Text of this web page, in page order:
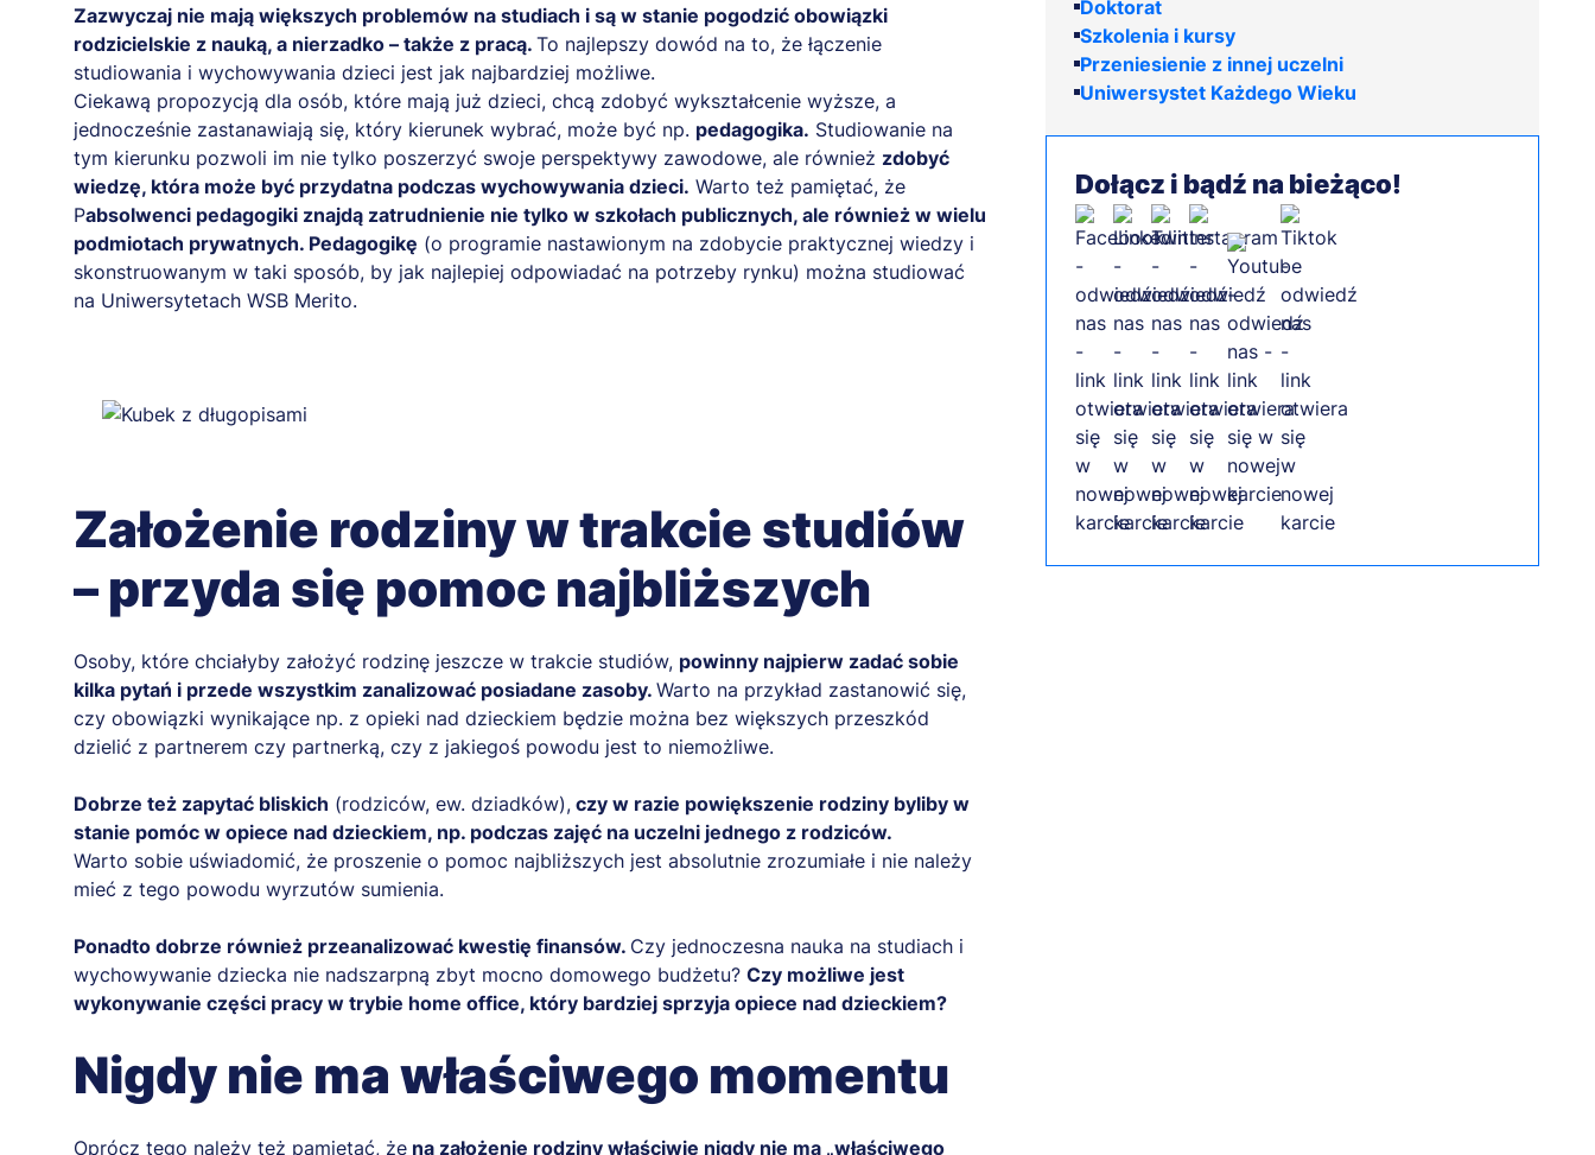
Zazwyczaj nie mają większych problemów na studiach i są w stanie pogodzić obowiązki
rodzicielskie z nauką, a nierzadko – także z pracą. To najlepszy dowód na to, że łączenie
studiowania i wychowywania dzieci jest jak najbardziej możliwe.
Ciekawą propozycją dla osób, które mają już dzieci, chcą zdobyć wykształcenie wyższe, a
jednocześnie zastanawiają się, który kierunek wybrać, może być np. pedagogika. Studiowanie na
tym kierunku pozwoli im nie tylko poszerzyć swoje perspektywy zawodowe, ale również zdobyć
wiedzę, która może być przydatna podczas wychowywania dzieci. Warto też pamiętać, że
Pabsolwenci pedagogiki znajdą zatrudnienie nie tylko w szkołach publicznych, ale również w wielu
podmiotach prywatnych. Pedagogikę (o programie nastawionym na zdobycie praktycznej wiedzy i
skonstruowanym w taki sposób, by jak najlepiej odpowiadać na potrzeby rynku) można studiować
na Uniwersytetach WSB Merito.
Założenie rodziny w trakcie studiów
– przyda się pomoc najbliższych
Osoby, które chciałyby założyć rodzinę jeszcze w trakcie studiów, powinny najpierw zadać sobie
kilka pytań i przede wszystkim zanalizować posiadane zasoby. Warto na przykład zastanowić się,
czy obowiązki wynikające np. z opieki nad dzieckiem będzie można bez większych przeszkód
dzielić z partnerem czy partnerką, czy z jakiegoś powodu jest to niemożliwe.
Dobrze też zapytać bliskich (rodziców, ew. dziadków), czy w razie powiększenie rodziny byliby w
stanie pomóc w opiece nad dzieckiem, np. podczas zajęć na uczelni jednego z rodziców.
Warto sobie uświadomić, że proszenie o pomoc najbliższych jest absolutnie zrozumiałe i nie należy
mieć z tego powodu wyrzutów sumienia.
Ponadto dobrze również przeanalizować kwestię finansów. Czy jednoczesna nauka na studiach i
wychowywanie dziecka nie nadszarpną zbyt mocno domowego budżetu? Czy możliwe jest
wykonywanie części pracy w trybie home office, który bardziej sprzyja opiece nad dzieckiem?
Nigdy nie ma właściwego momentu
Oprócz tego należy też pamiętać, że na założenie rodziny właściwie nigdy nie ma „właściwego
Doktorat
Szkolenia i kursy
Przeniesienie z innej uczelni
Uniwersystet Każdego Wieku
Dołącz i bądź na bieżąco!